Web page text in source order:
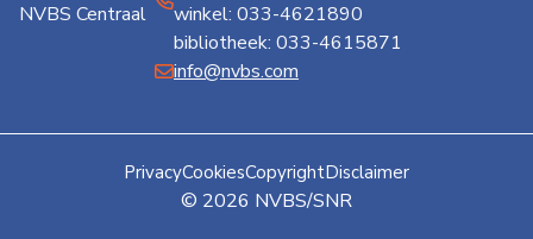
NVBS Centraal
winkel: 033-4621890
bibliotheek: 033-4615871
info@nvbs.com
© 2026 NVBS/SNR
PrivacyCookiesCopyrightDisclaimer